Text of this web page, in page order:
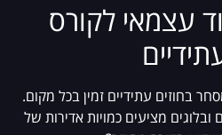
עצמאי לקורס
בחוזים עתידיים זמין בכל מקום.
ובלוגים מציעים כמויות אדירות של